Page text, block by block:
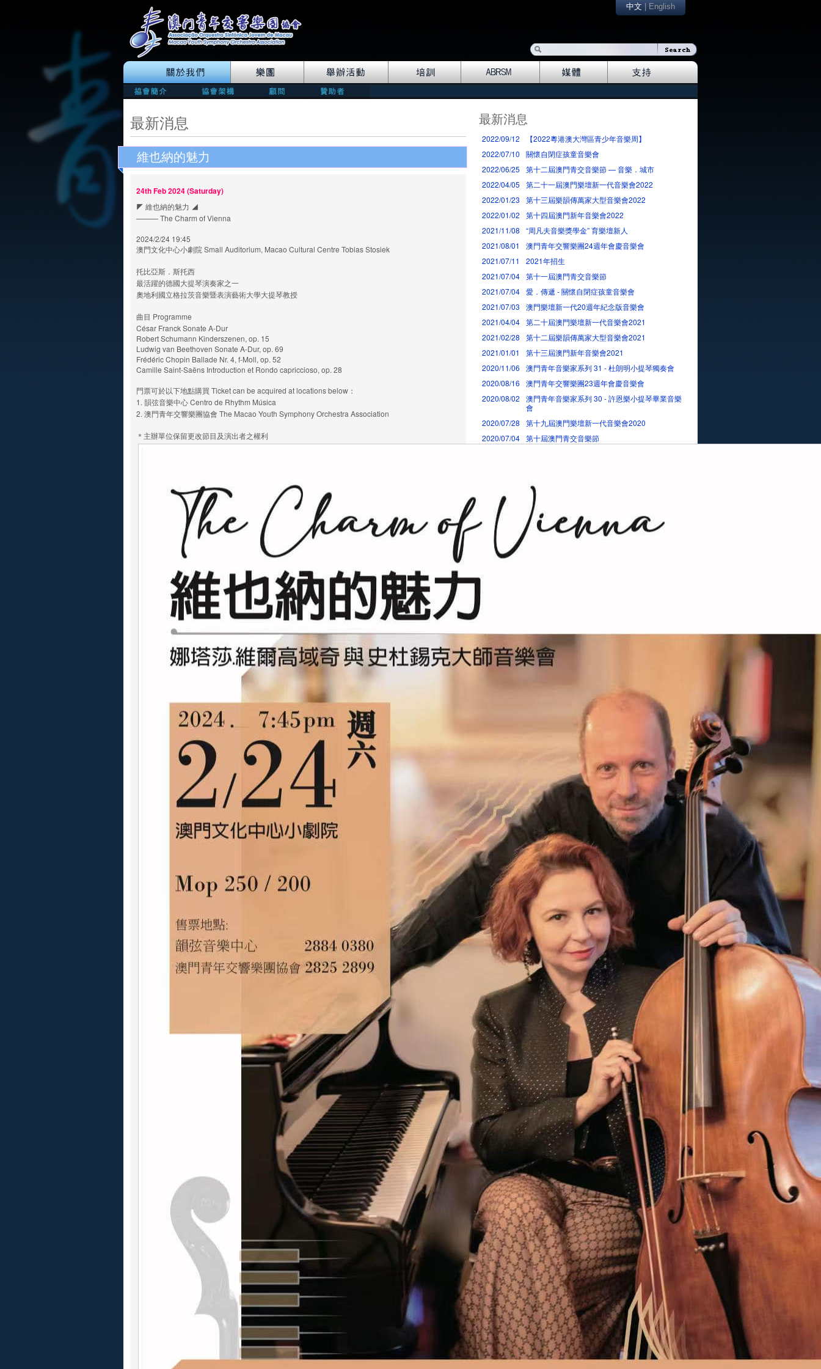
中文 English
最新消息
維也納的魅力
24th Feb 2024 (Saturday)
◤ 維也納的魅力 ◢
——— The Charm of Vienna
2024/2/24 19:45
澳門文化中心小劇院 Small Auditorium, Macao Cultural Centre Tobias Stosiek
托比亞斯．斯托西
最活躍的德國大提琴演奏家之一
奧地利國立格拉茨音樂暨表演藝術大學大提琴教授
曲目 Programme
César Franck Sonate A-Dur
Robert Schumann Kinderszenen, op. 15
Ludwig van Beethoven Sonate A-Dur, op. 69
Frédéric Chopin Ballade Nr. 4, f-Moll, op. 52
Camille Saint-Saëns Introduction et Rondo capriccioso, op. 28
門票可於以下地點購買 Ticket can be acquired at locations below：
1. 韻弦音樂中心 Centro de Rhythm Música
2. 澳門青年交響樂團協會 The Macao Youth Symphony Orchestra Association
＊主辦單位保留更改節目及演出者之權利
最新消息
2022/09/12
【2022粵港澳大灣區青少年音樂周】
2022/07/10
關懷自閉症孩童音樂會
2022/06/25
第十二屆澳門青交音樂節 — 音樂．城市
2022/04/05
第二十一屆澳門樂壇新一代音樂會2022
2022/01/23
第十三屆樂韻傳萬家大型音樂會2022
2022/01/02
第十四屆澳門新年音樂會2022
2021/11/08
“周凡夫音樂獎學金” 育樂壇新人
2021/08/01
澳門青年交響樂團24週年會慶音樂會
2021/07/11
2021年招生
2021/07/04 第十一屆澳門青交音樂節
2021/07/04 愛．傳遞 - 關懷自閉症孩童音樂會
2021/07/03
澳門樂壇新一代20週年紀念版音樂會
2021/04/04 第二十屆澳門樂壇新一代音樂會2021
2021/02/28
第十二屆樂韻傳萬家大型音樂會2021
2021/01/01
第十三屆澳門新年音樂會2021
2020/11/06
澳門青年音樂家系列 31 - 杜朗明小提琴獨奏會
2020/08/16
澳門青年交響樂團23週年會慶音樂會
2020/08/02
澳門青年音樂家系列 30 - 許恩樂小提琴畢業音樂
會
2020/07/28
第十九屆澳門樂壇新一代音樂會2020
2020/07/04 第十屆澳門青交音樂節